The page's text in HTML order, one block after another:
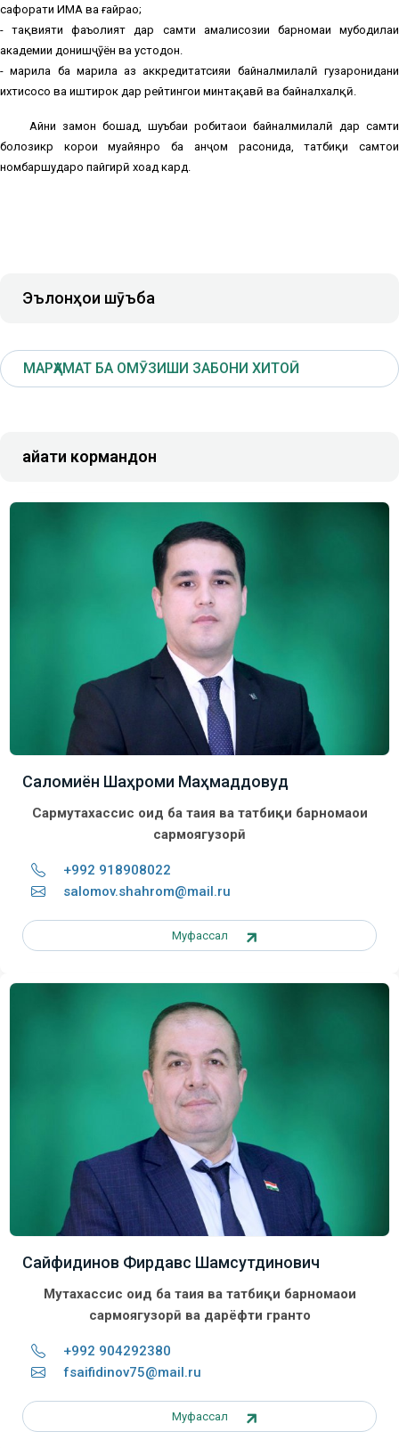
сафорати ИМА ва ғайраҳо;
- тақвияти фаъолият дар самти амалисозии барномаи мубодилаи
академии донишҷӯён ва устодон.
- марҳила ба марҳила аз аккредитатсияи байналмилалӣ гузаронидани
ихтисосҳо ва иштирок дар рейтингҳои минтақавӣ ва байналхалқӣ.
Айни замон бошад, шуъбаи робитаҳои байналмилалӣ дар самти
болозикр корҳои муайянро ба анҷом расонида, татбиқи самтҳои
номбаршударо пайгирӣ хоҳад кард.
Эълонҳои шӯъба
МАРҲАМАТ БА ОМӮЗИШИ ЗАБОНИ ХИТОӢ
Ҳайати кормандон
Саломиён Шаҳроми Маҳмаддовуд
Сармутахассис оид ба таҳия ва татбиқи барномаҳои
сармоягузорӣ
+992 918908022
salomov.shahrom@mail.ru
Муфассал
Сайфидинов Фирдавс Шамсутдинович
Мутахассис оид ба таҳия ва татбиқи барномаҳои
сармоягузорӣ ва дарёфти грантҳо
+992 904292380
fsaifidinov75@mail.ru
Муфассал